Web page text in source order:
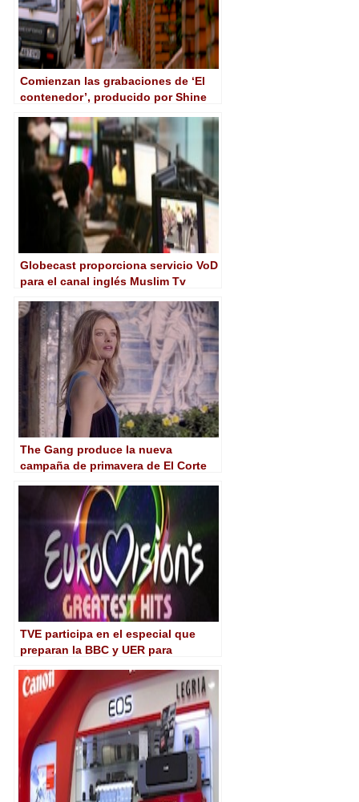
Comienzan las grabaciones de ‘El
contenedor’, producido por Shine
Globecast proporciona servicio VoD
para el canal inglés Muslim Tv
The Gang produce la nueva
campaña de primavera de El Corte
TVE participa en el especial que
preparan la BBC y UER para
Festival de Eurovisión